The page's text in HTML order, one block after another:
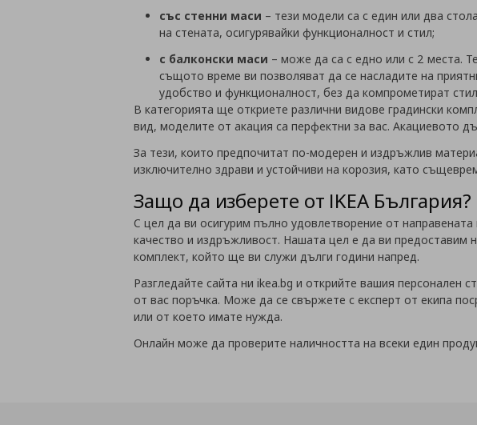
със стенни маси – тези модели са с един или два
на стената, осигурявайки функционалност и стил;
с балконски маси – може да са с едно или с 2 места.
същото време ви позволяват да се насладите на
удобство и функционалност, без да компрометират
В категорията ще откриете различни видове градински
вид, моделите от акация са перфектни за вас. Акациевото
За тези, които предпочитат по-модерен и издръжлив
изключително здрави и устойчиви на корозия, като
Защо да изберете от IKEA България?
С цел да ви осигурим пълно удовлетворение от
качество и издръжливост. Нашата цел е да ви предоставим
комплект, който ще ви служи дълги години напред.
Разгледайте сайта ни ikea.bg и открийте вашия персонален
от вас поръчка. Може да се свържете с експерт от екипа
или от което имате нужда.
Онлайн може да проверите наличността на всеки един